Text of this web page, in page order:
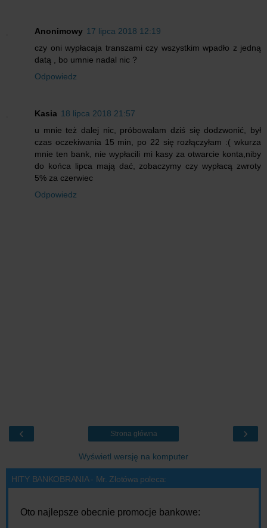
Anonimowy 17 lipca 2018 12:19
czy oni wypłacaja transzami czy wszystkim wpadło z jedną
datą , bo umnie nadal nic ?
Odpowiedz
Kasia 18 lipca 2018 21:57
u mnie też dalej nic, próbowałam dziś się dodzwonić, był
czas oczekiwania 15 min, po 22 się rozłączyłam :( wkurza
mnie ten bank, nie wypłacili mi kasy za otwarcie konta,niby
do końca lipca mają dać, zobaczymy czy wypłacą zwroty
5% za czerwiec
Odpowiedz
‹ ›
Strona główna
Wyświetl wersję na komputer
HITY BANKOBRANIA - Mr. Złotówa poleca:
Oto najlepsze obecnie promocje bankowe: